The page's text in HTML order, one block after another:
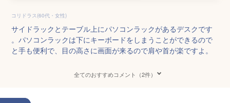
コリドラス(60代・女性)
サイドラックとテーブル上にパソコンラックがあるデスクです
。パソコンラックは下にキーボードをしまうことができるので
と手も便利で、目の高さに画面が来るので肩や首が楽ですよ。
全てのおすすめコメント（2件）